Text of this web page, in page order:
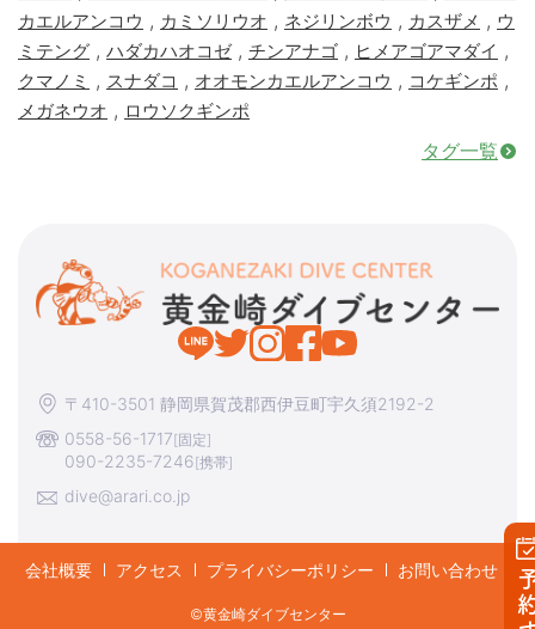
カエルアンコウ , カミソリウオ , ネジリンボウ , カスザメ , ウ
ミテング , ハダカハオコゼ, チンアナゴ , ヒメアゴアマダイ ,
クマノミ , スナダコ , オオモンカエルアンコウ , コケギンポ ,
メガネウオ , ロウソクギンポ
タグ一覧
〒410-3501 静岡県賀茂郡西伊豆町宇久須2192-2
0558-56-1717[固定]
090-2235-7246[携帯]
dive@arari.co.jp
会社概要 アクセス プライバシーポリシー お問い合わせ
©︎黄金崎ダイブセンター